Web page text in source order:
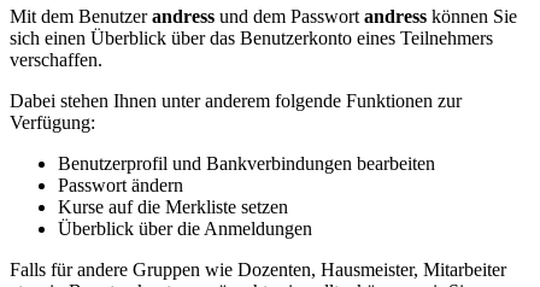
Mit dem Benutzerandress und dem Passwort andress können Sie
sich einen Überblick über das Benutzerkonto eines Teilnehmers
verschaffen.
Dabei stehen Ihnen unter anderem folgende Funktionen zur
Verfügung:
Benutzerprofil und Bankverbindungen bearbeiten
Passwort ändern
Kurse auf die Merkliste setzen
Überblick über die Anmeldungen
Falls für andere Gruppen wie Dozenten, Hausmeister, Mitarbeiter